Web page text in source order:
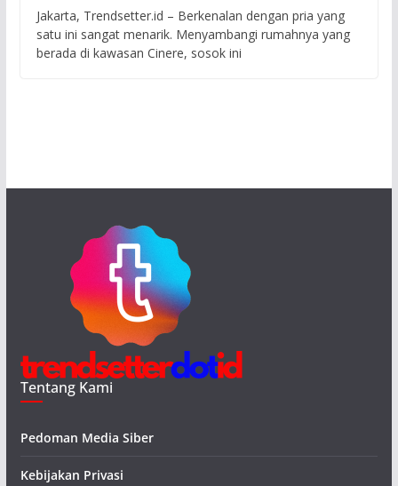
Jakarta, Trendsetter.id – Berkenalan dengan pria yang
satu ini sangat menarik. Menyambangi rumahnya yang
berada di kawasan Cinere, sosok ini
Tentang Kami
Pedoman Media Siber
Kebijakan Privasi